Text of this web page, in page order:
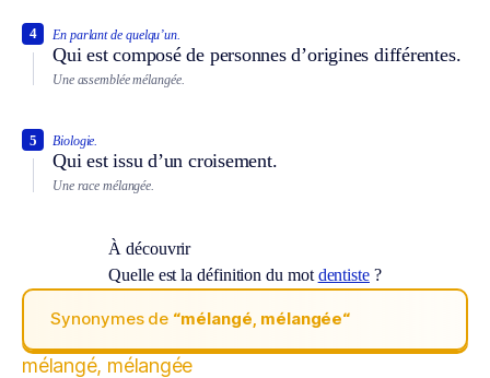
En parlant de quelqu’un.
Qui est composé de personnes d’origines différentes.
4
Une assemblée mélangée.
Biologie.
Qui est issu d’un croisement.
5
Une race mélangée.
À découvrir
Quelle est la définition du mot dentiste?
Synonymes de “mélangé, mélangée“
mélangé, mélangée